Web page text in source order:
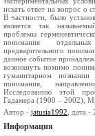
искать ответ на вопрос о
В частности, было
является так
проблемы
понимания
предварительного
данное событие
возникнуть помимо
гуманитарном
понимания,
Исследованию этой
Гадамера (1900 – 2002),
Автор - jatusia1992 , дата
Информация